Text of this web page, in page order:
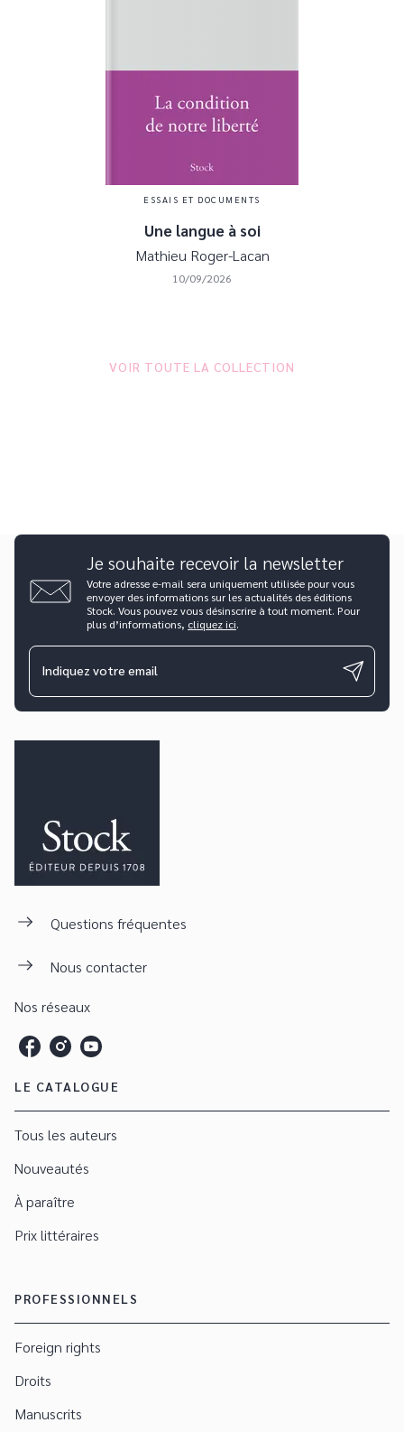
ESSAIS ET DOCUMENTS
Une langue à soi
Mathieu Roger-Lacan
10/09/2026
VOIR TOUTE LA COLLECTION
Je souhaite recevoir la newsletter
Votre adresse e-mail sera uniquement utilisée pour vous
envoyer des informations sur les actualités des éditions
Stock. Vous pouvez vous désinscrire à tout moment. Pour
plus d’informations, cliquez ici.
Indiquez votre email
Questions fréquentes
Nous contacter
Nos réseaux
LE CATALOGUE
Tous les auteurs
Nouveautés
À paraître
Prix littéraires
PROFESSIONNELS
Foreign rights
Droits
Manuscrits